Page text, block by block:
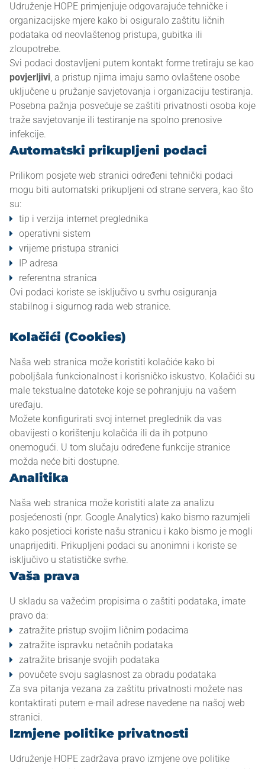
AKTIVNOSTI
NAŠI CILJEVI
SPOLNO PRENOSIVE INFEKCIJE
🌐 BS / EN
Udruženje HOPE primjenjuje odgovarajuće tehničke i
organizacijske mjere kako bi osiguralo zaštitu ličnih
podataka od neovlaštenog pristupa, gubitka ili
zloupotrebe.
Svi podaci dostavljeni putem kontakt forme tretiraju se kao
povjerljivi, a pristup njima imaju samo ovlaštene osobe
uključene u pružanje savjetovanja i organizaciju testiranja.
Posebna pažnja posvećuje se zaštiti privatnosti osoba koje
traže savjetovanje ili testiranje na spolno prenosive
infekcije.
Automatski prikupljeni podaci
Prilikom posjete web stranici određeni tehnički podaci
mogu biti automatski prikupljeni od strane servera, kao što
su:
tip i verzija internet preglednika
operativni sistem
vrijeme pristupa stranici
IP adresa
referentna stranica
Ovi podaci koriste se isključivo u svrhu osiguranja
stabilnog i sigurnog rada web stranice.
Kolačići (Cookies)
Naša web stranica može koristiti kolačiće kako bi
poboljšala funkcionalnost i korisničko iskustvo. Kolačići su
male tekstualne datoteke koje se pohranjuju na vašem
uređaju.
Možete konfigurirati svoj internet preglednik da vas
obavijesti o korištenju kolačića ili da ih potpuno
onemogući. U tom slučaju određene funkcije stranice
možda neće biti dostupne.
Analitika
Naša web stranica može koristiti alate za analizu
posjećenosti (npr. Google Analytics) kako bismo razumjeli
kako posjetioci koriste našu stranicu i kako bismo je mogli
unaprijediti. Prikupljeni podaci su anonimni i koriste se
isključivo u statističke svrhe.
Vaša prava
U skladu sa važećim propisima o zaštiti podataka, imate
pravo da:
zatražite pristup svojim ličnim podacima
zatražite ispravku netačnih podataka
zatražite brisanje svojih podataka
povučete svoju saglasnost za obradu podataka
Za sva pitanja vezana za zaštitu privatnosti možete nas
kontaktirati putem e-mail adrese navedene na našoj web
stranici.
Izmjene politike privatnosti
Udruženje HOPE zadržava pravo izmjene ove politike